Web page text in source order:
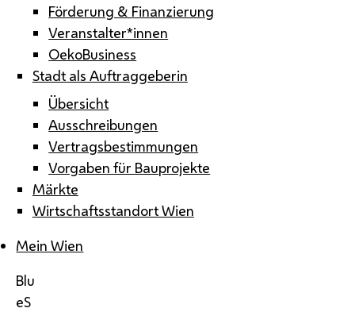
Förderung & Finanzierung
Veranstalter*innen
OekoBusiness
Stadt als Auftraggeberin
Übersicht
Ausschreibungen
Vertragsbestimmungen
Vorgaben für Bauprojekte
Märkte
Wirtschaftsstandort Wien
Mein Wien
Blu
eS